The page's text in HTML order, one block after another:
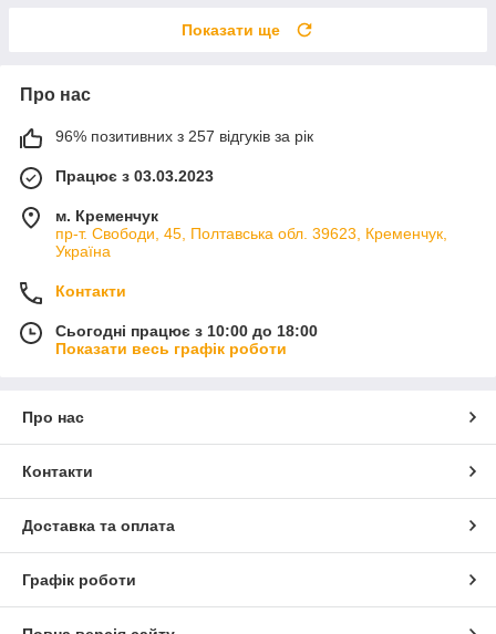
Показати ще
Про нас
96% позитивних з 257 відгуків за рік
Працює з 03.03.2023
м. Кременчук
пр-т. Свободи, 45, Полтавська обл. 39623, Кременчук,
Україна
Контакти
Сьогодні працює з 10:00 до 18:00
Показати весь графік роботи
Про нас
Контакти
Доставка та оплата
Графік роботи